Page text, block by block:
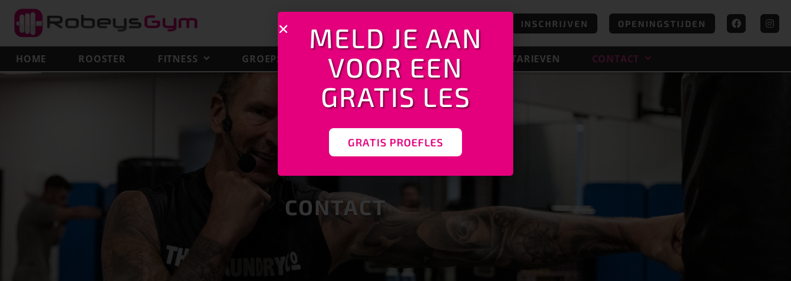
INSCHRIJVEN OPENINGSTIJDEN
HOME ROOSTER FITNESS GROEPSLESSEN JEUGD NIEUWS TARIEVEN CONTACT
CONTACT
MELD JE AAN
VOOR EEN
GRATIS LES
GRATIS PROEFLES